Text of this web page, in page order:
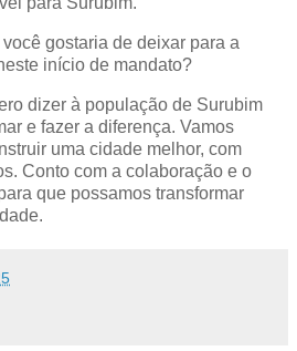
gostaria de deixar para a
início de mandato?
dizer à população de Surubim
e fazer a diferença. Vamos
uma cidade melhor, com
Conto com a colaboração e o
que possamos transformar